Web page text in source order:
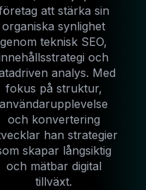
att stärka sin
organiska synlighet
genom teknisk SEO,
och
analys. Med
fokus på struktur,
användarupplevelse
och konvertering
han strategier
skapar långsiktig
och mätbar digital
tillväxt.